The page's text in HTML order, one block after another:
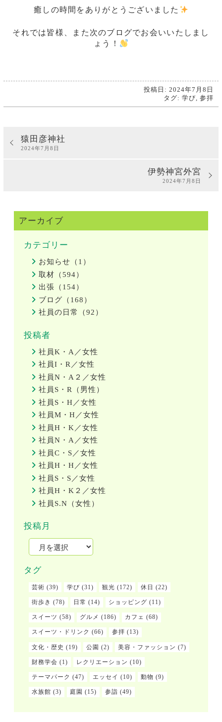
癒しの時間をありがとうございました
それでは皆様、また次のブログでお会いいたしまし
ょう！
投稿日: 2024年7月8日
タグ:学び,参拝
猿田彦神社
2024年7月8日
伊勢神宮外宮
2024年7月8日
アーカイブ
カテゴリー
お知らせ（1）
取材（594）
出張（154）
ブログ（168）
社員の日常（92）
投稿者
社員K・A／女性
社員I・R／女性
社員N・A２／女性
社員S・R（男性）
社員S・H／女性
社員M・H／女性
社員H・K／女性
社員N・A／女性
社員C・S／女性
社員H・H／女性
社員S・S／女性
社員H・K２／女性
社員S.N（女性）
投稿月
タグ
芸術 (39) 学び (31) 観光 (172) 休日 (22)
街歩き (78) 日常 (14) ショッピング (11)
スイーツ (58) グルメ (186) カフェ (68)
スイーツ・ドリンク (66) 参拝 (13)
文化・歴史 (19) 公園 (2) 美容・ファッション (7)
財務学会 (1) レクリエーション (10)
テーマパーク (47) エッセイ (10) 動物 (9)
水族館 (3) 庭園 (15) 参詣 (49)